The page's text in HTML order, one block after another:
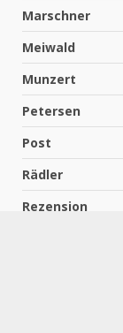
Marschner
Meiwald
Munzert
Petersen
Post
Rädler
Rezension